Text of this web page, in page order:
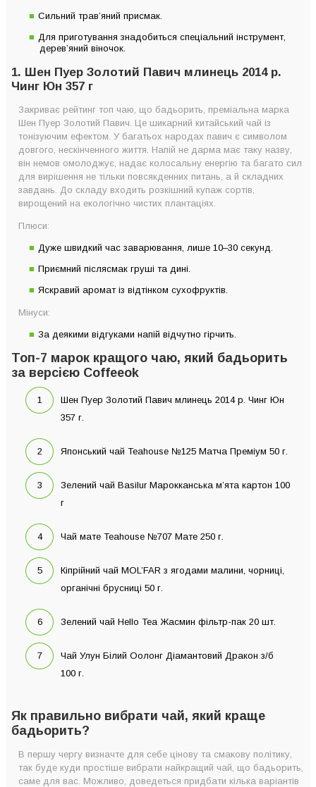
Сильний трав’яний присмак.
Для приготування знадобиться спеціальний інструмент,
дерев’яний віночок.
1. Шен Пуер Золотий Павич млинець 2014 р.
Чинг Юн 357 г
Закриває рейтинг топ чаю, що бадьорить, преміальна марка
Шен Пуер Золотий Павич. Це шикарний китайський чай із
тонізуючим ефектом. У багатьох народах павич є символом
довгого, нескінченного життя. Напій не дарма має таку назву,
він немов омолоджує, надає колосальну енергію та багато сил
для вирішення не тільки повсякденних питань, а й складних
завдань. До складу входить розкішний купаж сортів,
вирощений на екологічно чистих плантаціях.
Плюси:
Дуже швидкий час заварювання, лише 10–30 секунд.
Приємний післясмак груші та дині.
Яскравий аромат із відтінком сухофруктів.
Мінуси:
За деякими відгуками напій відчутно гірчить.
Топ-7 марок кращого чаю, який бадьорить
за версією Coffeeok
Шен Пуер Золотий Павич млинець 2014 р. Чинг Юн
357 г.
Японський чай Teahouse №125 Матча Преміум 50 г.
Зелений чай Basilur Марокканська м’ята картон 100
г
Чай мате Teahouse №707 Мате 250 г.
Кіпрійний чай MOL’FAR з ягодами малини, чорниці,
органічні брусниці 50 г.
Зелений чай Hello Tea Жасмин фільтр-пак 20 шт.
Чай Улун Білий Оолонг Діамантовий Дракон з/б
100 г.
Як правильно вибрати чай, який краще
бадьорить?
В першу чергу визначте для себе цінову та смакову політику,
так буде куди простіше вибрати найкращий чай, що бадьорить,
саме для вас. Можливо, доведеться придбати кілька варіантів